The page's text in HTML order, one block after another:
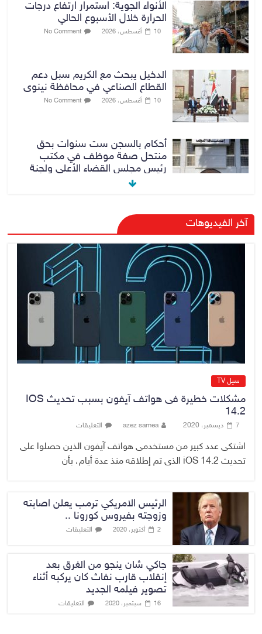
الأنواء الجوية: استمرار ارتفاع درجات
الحرارة خلال الأسبوع الحالي
10 أغسطس، 2026 No Comment
الدخيل يبحث مع الكريم سبل دعم
القطاع الصناعي في محافظة نينوى
10 أغسطس، 2026 No Comment
أحكام بالسجن ست سنوات بحق
منتحل صفة موظف في مكتب
رئيس مجلس القضاء الأعلى ولجنة
مكافحة الفساد المركزية
الدخيل والكريم يفتتحان معمل
«ألبسة ولدي» للنسيج في مدينة
الموصل بعد إعادة تأهيله
10 أغسطس، 2026 No Comment
رئيس مجلس القضاء الأعلى يستلم
التقرير السنوي لديوان الرقابة المالية
الاتحادي لسنة 2025
10 أغسطس، 2026
آخر الفيديوهات
سيل TV
مشكلات خطيرة فى هواتف آيفون بسبب تحديث IOS
14.2
7 ديسمبر، 2020 azez samea التعليقات
اشتكى عدد كبير من مستخدمى هواتف آيفون الذين حصلوا على
تحديث iOS 14.2 الذى تم إطلاقه منذ عدة أيام، بأن
الرئيس الامريكي ترمب يعلن اصابته
وزوجته بفيروس كورونا ..
2 أكتوبر، 2020 التعليقات
جاكي شان ينجو من الغرق بعد
إنقلاب قارب نفاث كان يركبه أثناء
تصوير فيلمه الجديد
16 سبتمبر، 2020 التعليقات